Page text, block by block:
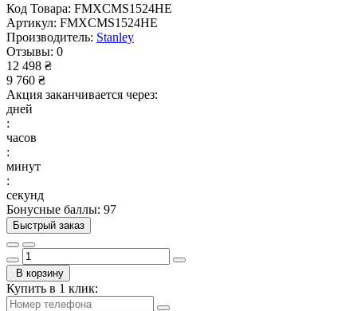
Код Товара: FMXCMS1524HE
Артикул: FMXCMS1524HE
Производитель: Stanley
Отзывы: 0
12 498 ₴
9 760 ₴
Акция заканчивается через:
дней
:
часов
:
минут
:
секунд
Бонусные баллы: 97
Быстрый заказ
В корзину
Купить в 1 клик: